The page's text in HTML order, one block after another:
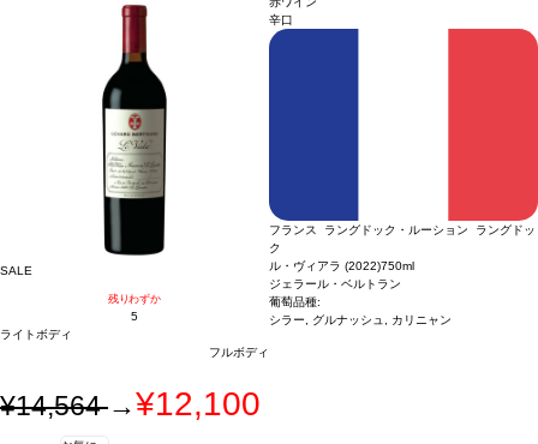
ます、ご了承ください。
ューレ、鳩などとも合う。
メルロー 46%、カベルネ・フラン 27%、シラ
ー 18%、マルベック 8%、カベルネ・ソーヴィニヨン 1%
切れの場合、在庫があり価格が同様の場合は自動的に次のヴィンテージに変更され
ます、ご了承ください。
SALE
残りわずか
5
ライトボディ
フルボディ
辛口
フランス ラングドック・ルーション ラングドッ
ク
ル・ヴィアラ (2022)750ml
ジェラール・ベルトラン
葡萄品種:
シラー, グルナッシュ, カリニャン
¥14,564→¥12,100